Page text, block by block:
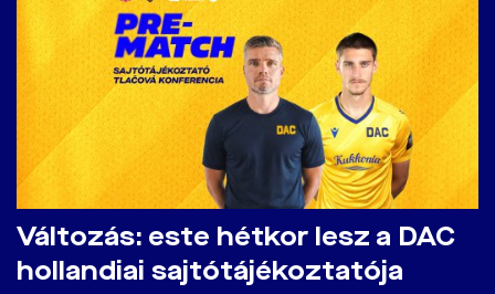
Változás: este hétkor lesz a DAC
hollandiai sajtótájékoztatója